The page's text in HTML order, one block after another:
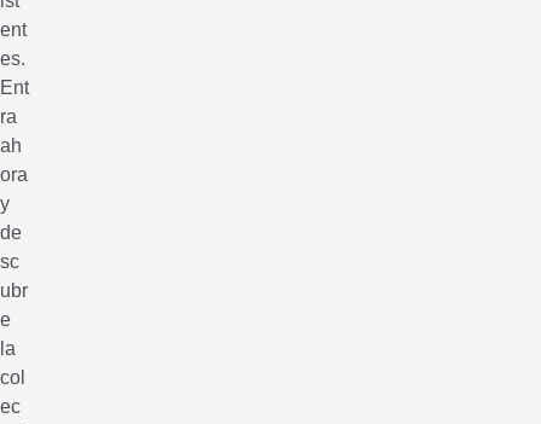
ent
es.
Ent
ra
ah
ora
y
de
sc
ubr
e
la
col
ec